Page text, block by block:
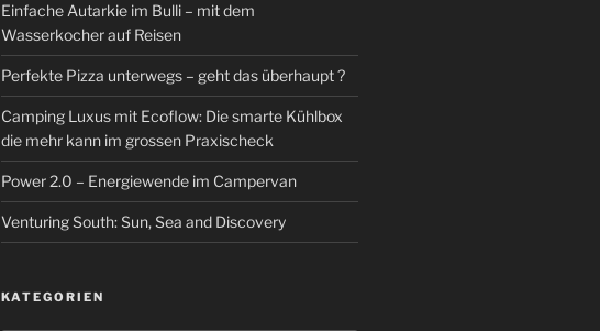
Einfache Autarkie im Bulli – mit dem
Wasserkocher auf Reisen
Perfekte Pizza unterwegs – geht das überhaupt ?
Camping Luxus mit Ecoflow: Die smarte Kühlbox
die mehr kann im grossen Praxischeck
Power 2.0 – Energiewende im Campervan
Venturing South: Sun, Sea and Discovery
KATEGORIEN